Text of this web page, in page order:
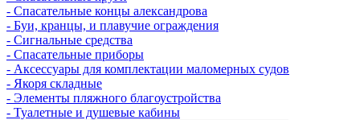
- Спасательные концы александрова
- Буи, кранцы, и плавучие ограждения
- Сигнальные средства
- Спасательные приборы
- Аксессуары для комплектации маломерных судов
- Якоря складные
- Элементы пляжного благоустройства
- Туалетные и душевые кабины